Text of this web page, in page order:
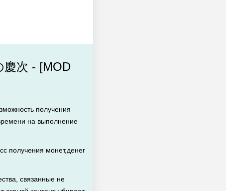
慶次 - [MOD
получения
на выполнение
получения монет,денег
связанные не